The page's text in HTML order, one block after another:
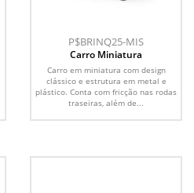
P$BRINQ25-MIS
Carro Miniatura
Carro em miniatura com design
clássico e estrutura em metal e
plástico. Conta com fricção nas rodas
traseiras, além de...